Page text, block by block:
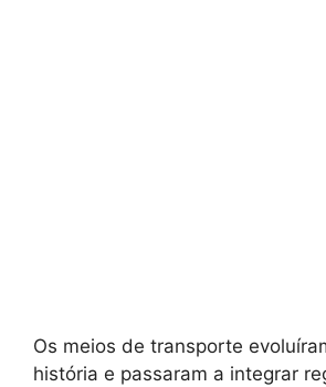
Os meios de transporte
história e passaram a integrar